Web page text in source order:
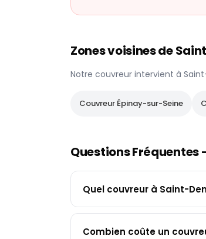
Zones voisines de
Notre couvreur intervient à
Couvreur Épinay-sur-Seine
Questions Fréquentes
Quel couvreur à Saint-
Combien coûte un